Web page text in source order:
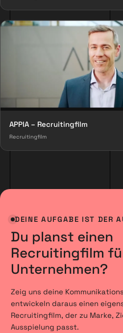
APPIA – Recruitingfilm
Recruitingfilm
DEINE AUFGABE IST DER
Du planst einen
Recruitingfilm
Unternehmen?
Zeig uns deine
entwickeln daraus einen
Recruitingfilm, der zu Marke,
Ausspielung passt.